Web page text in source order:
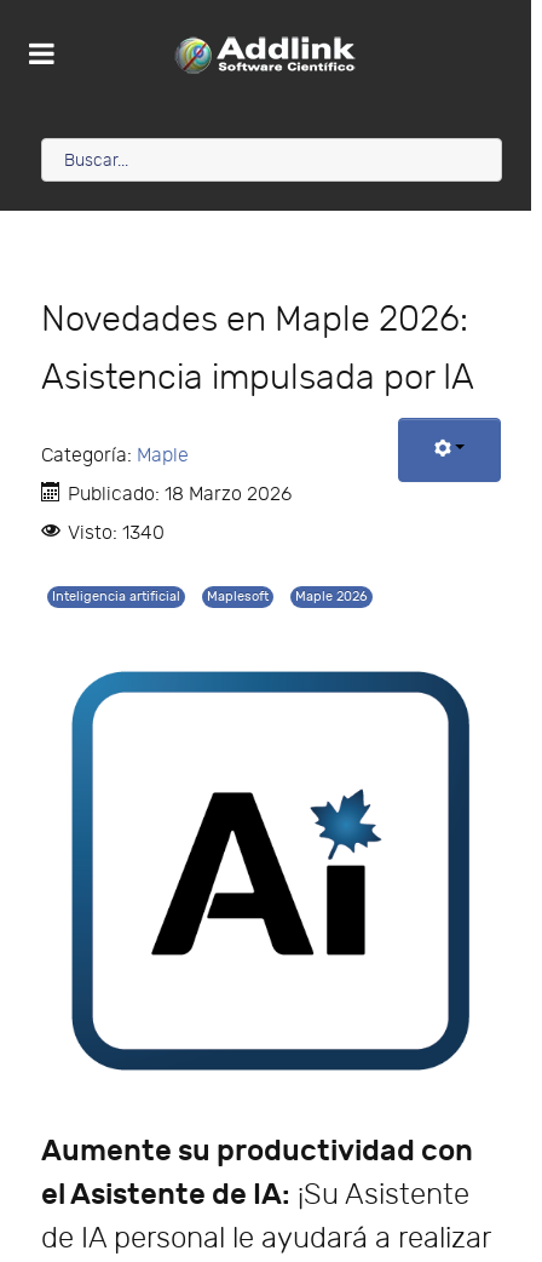
Novedades en Maple 2026:
Asistencia impulsada por IA
Categoría: Maple
Publicado: 18 Marzo 2026
Visto: 1340
Inteligencia artificial Maplesoft Maple 2026
Aumente su productividad con
el Asistente de IA: ¡Su Asistente
de IA personal le ayudará a realizar